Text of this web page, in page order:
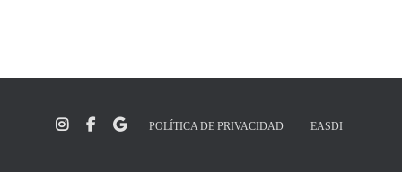
POLÍTICA DE PRIVACIDAD EASDI